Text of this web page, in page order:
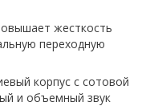
жесткость
переходную
корпус с сотовой
и объемный звук